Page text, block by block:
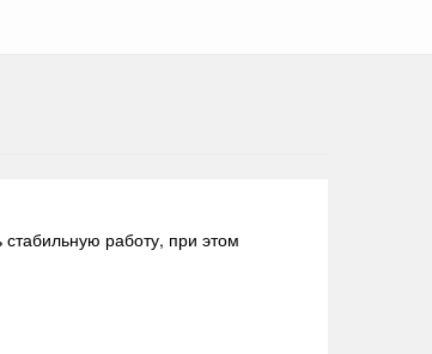
стабильную работу, при этом